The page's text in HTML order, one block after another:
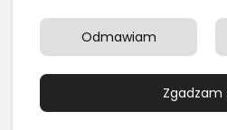
Popularne są płytki
grafitowy gres techniczny,
przemysłowe lub delikatny
dobrze pasują do garażu,
ponadczasowe. W bardziej
można zastosować większy
Zgadzam
Odmawiam